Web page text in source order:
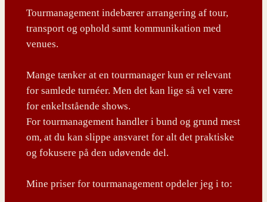
Tourmanagement indebærer arrangering af tour,
transport og ophold samt kommunikation med
venues.
Mange tænker at en tourmanager kun er relevant
for samlede turnéer. Men det kan lige så vel være
for enkeltstående shows.
For tourmanagement handler i bund og grund mest
om, at du kan slippe ansvaret for alt det praktiske
og fokusere på den udøvende del.
Mine priser for tourmanagement opdeler jeg i to: